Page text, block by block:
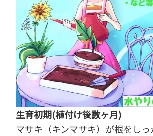
生育初期(植付け後数ヶ月)
マサキ（キンマサキ）が根をし